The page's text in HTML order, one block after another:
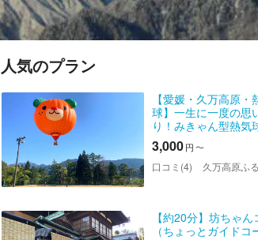
人気のプラン
【愛媛・久万高原・
球】一生に一度の思
り！みきゃん型熱気
留搭乗体験
3,000円 〜
口コミ(4) 久万高原ふるさ
【約20分】坊ちゃん
（ちょっとガイドコ